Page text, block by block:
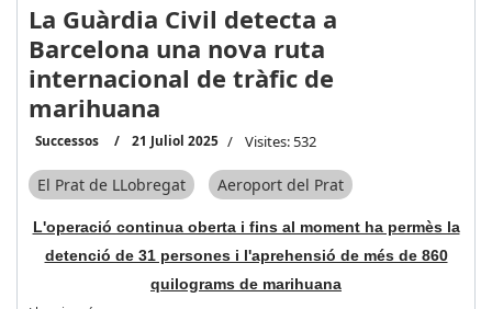
La Guàrdia Civil detecta a
Barcelona una nova ruta
internacional de tràfic de
marihuana
Successos 21 Juliol 2025 Visites: 532
El Prat de LLobregat Aeroport del Prat
L'operació continua oberta i fins al moment ha permès la
detenció de 31 persones i l'aprehensió de més de 860
quilograms de marihuana